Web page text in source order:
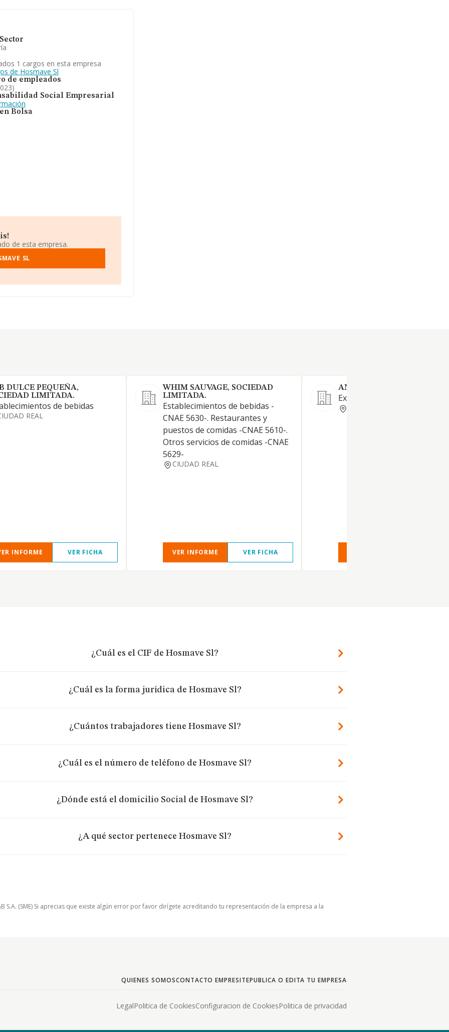
1 cargos en esta empresa
de Hosmave Sl
de empleados
Social Empresarial
Bolsa
de esta empresa.
SL
DULCE PEQUEÑA,
LIMITADA.
de bebidas
REAL
INFORME VER FICHA
WHIM SAUVAGE, SOCIEDAD
LIMITADA.
Establecimientos de bebidas -
CNAE 5630-. Restaurantes y
puestos de comidas -CNAE 5610-.
Otros servicios de comidas -CNAE
5629-
CIUDAD REAL
VER INFORME VER FICHA
ANGEL NAVARRO SANTOS
Explotación y gestión de
¿Cuál es el CIF de Hosmave Sl?
¿Cuál es la forma jurídica de Hosmave Sl?
¿Cuántos trabajadores tiene Hosmave Sl?
¿Cuál es el número de teléfono de Hosmave Sl?
¿Dónde está el domicilio Social de Hosmave Sl?
¿A qué sector pertenece Hosmave Sl?
(SME) Si aprecias que existe algún error por favor dirígete acreditando tu representación de la empresa a la
QUIENES SOMOSCONTACTO EMPRESITEPUBLICA O EDITA TU EMPRESA
LegalPolitica de CookiesConfiguracion de CookiesPolitica de privacidad